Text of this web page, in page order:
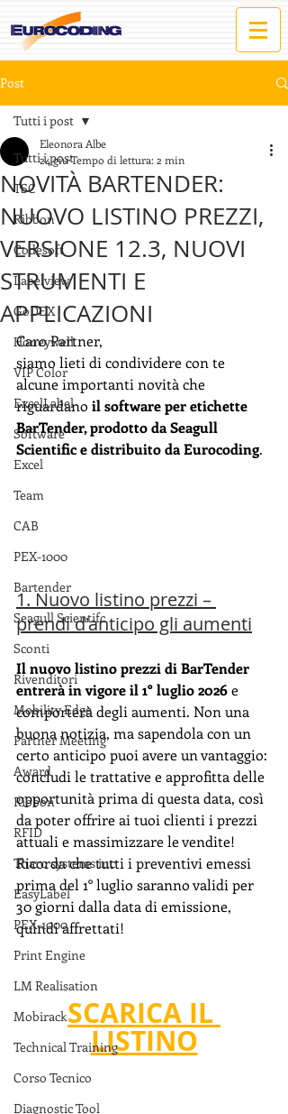
Post
Tutti i post
TSC
Ribbon
Codesoft
Labelview
GoDEX
Honeywell
VIP Color
ExcelLabel
Software
Excel
Team
CAB
PEX-1000
Bartender
Seagull Scientifc
Sconti
Rivenditori
Mobility Edge
Partner Meeting
Award
Ribbon
RFID
Tharo systems inc
EasyLabel
PEX-1000
Print Engine
LM Realisation
Mobirack
Technical Training
Corso Tecnico
Diagnostic Tool
Tutti i post
NOVITÀ BARTENDER:
NUOVO LISTINO PREZZI,
VERSIONE 12.3, NUOVI
STRUMENTI E
APPLICAZIONI
Eleonora Albe
24 giuTempo di lettura: 2 min
Caro Partner,
siamo lieti di condividere con te
alcune importanti novità che
riguardano il software per etichette
BarTender, prodotto da Seagull
Scientific e distribuito da Eurocoding.
1. Nuovo listino prezzi –
prendi d'anticipo gli aumenti
Il nuovo listino prezzi di BarTender
entrerà in vigore il 1° luglio 2026 e
comporterà degli aumenti. Non una
buona notizia, ma sapendola con un
certo anticipo puoi avere un vantaggio:
concludi le trattative e approfitta delle
opportunità prima di questa data, così
da poter offrire ai tuoi clienti i prezzi
attuali e massimizzare le vendite!
Ricorda che tutti i preventivi emessi
prima del 1° luglio saranno validi per
30 giorni dalla data di emissione,
quindi affrettati!
SCARICA IL
LISTINO